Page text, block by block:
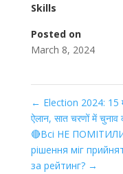
Skills
Posted on
March 8, 2024
← Election 2024: 15
ऐलान, सात चरणों में चुनाव
🔴Всі НЕ
рішення міг
за рейтинг? →